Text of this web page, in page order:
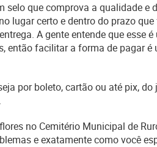
selo que comprova a qualidade e
lugar certo e dentro do prazo
A gente entende que esse
então facilitar a forma de pagar é
por boleto, cartão ou até pix,
no Cemitério Municipal de
e exatamente como você